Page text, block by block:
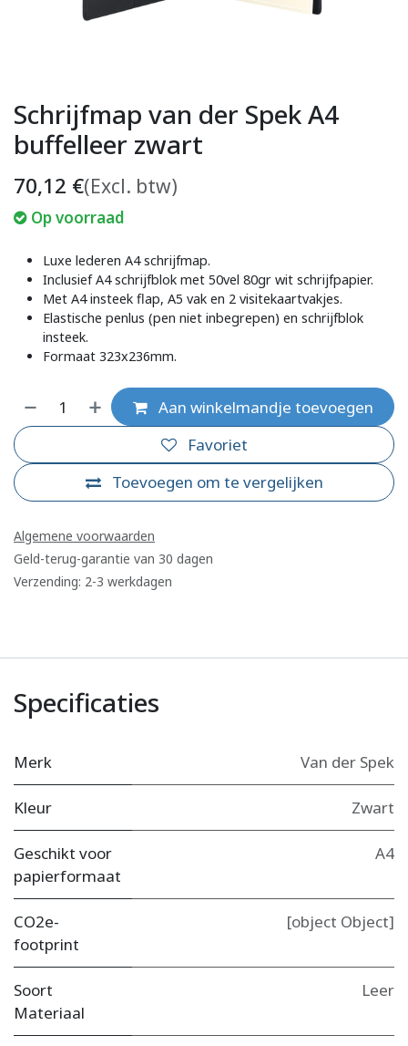
Schrijfmap van der Spek A4
buffelleer zwart
70,12 €(Excl. btw)
Op voorraad
Luxe lederen A4 schrijfmap.
Inclusief A4 schrijfblok met 50vel 80gr wit schrijfpapier.
Met A4 insteek flap, A5 vak en 2 visitekaartvakjes.
Elastische penlus (pen niet inbegrepen) en schrijfblok
insteek.
Formaat 323x236mm.
Aan winkelmandje toevoegen
Toevoegen om te vergelijken
Favoriet
Algemene voorwaarden
Geld-terug-garantie van 30 dagen
Verzending: 2-3 werkdagen
Specificaties
Merk Van der Spek
Kleur Zwart
Geschikt voor
papierformaat
A4
CO2e-
footprint
[object Object]
Soort
Materiaal
Leer